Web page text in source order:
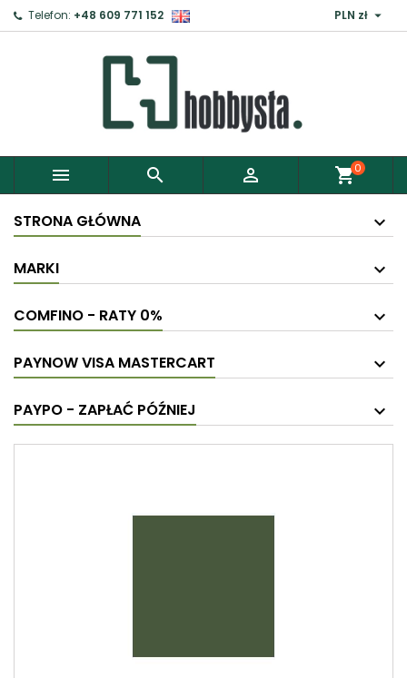
Telefon: +48 609 771 152 PLN zł 
   shopping_cart0
STRONA GŁÓWNA
MARKI
COMFINO - RATY 0%
PAYNOW VISA MASTERCART
PAYPO - ZAPŁAĆ PÓŹNIEJ